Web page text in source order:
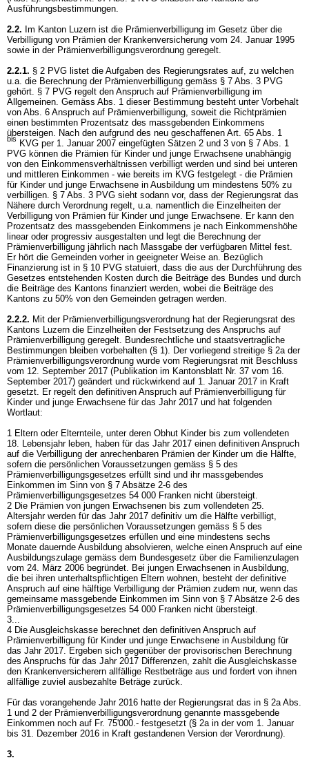
Ausführungsbestimmungen.
2.2. Im Kanton Luzern ist die Prämienverbilligung im Gesetz über die
Verbilligung von Prämien der Krankenversicherung vom 24. Januar 1995
sowie in der Prämienverbilligungsverordnung geregelt.
2.2.1. § 2 PVG listet die Aufgaben des Regierungsrates auf, zu welchen
u.a. die Berechnung der Prämienverbilligung gemäss § 7 Abs. 3 PVG
gehört. § 7 PVG regelt den Anspruch auf Prämienverbilligung im
Allgemeinen. Gemäss Abs. 1 dieser Bestimmung besteht unter Vorbehalt
von Abs. 6 Anspruch auf Prämienverbilligung, soweit die Richtprämien
einen bestimmten Prozentsatz des massgebenden Einkommens
übersteigen. Nach den aufgrund des neu geschaffenen Art. 65 Abs. 1
bis KVG per 1. Januar 2007 eingefügten Sätzen 2 und 3 von § 7 Abs. 1
PVG können die Prämien für Kinder und junge Erwachsene unabhängig
von den Einkommensverhältnissen verbilligt werden und sind bei unteren
und mittleren Einkommen - wie bereits im KVG festgelegt - die Prämien
für Kinder und junge Erwachsene in Ausbildung um mindestens 50% zu
verbilligen. § 7 Abs. 3 PVG sieht sodann vor, dass der Regierungsrat das
Nähere durch Verordnung regelt, u.a. namentlich die Einzelheiten der
Verbilligung von Prämien für Kinder und junge Erwachsene. Er kann den
Prozentsatz des massgebenden Einkommens je nach Einkommenshöhe
linear oder progressiv ausgestalten und legt die Berechnung der
Prämienverbilligung jährlich nach Massgabe der verfügbaren Mittel fest.
Er hört die Gemeinden vorher in geeigneter Weise an. Bezüglich
Finanzierung ist in § 10 PVG statuiert, dass die aus der Durchführung des
Gesetzes entstehenden Kosten durch die Beiträge des Bundes und durch
die Beiträge des Kantons finanziert werden, wobei die Beiträge des
Kantons zu 50% von den Gemeinden getragen werden.
2.2.2. Mit der Prämienverbilligungsverordnung hat der Regierungsrat des
Kantons Luzern die Einzelheiten der Festsetzung des Anspruchs auf
Prämienverbilligung geregelt. Bundesrechtliche und staatsvertragliche
Bestimmungen bleiben vorbehalten (§ 1). Der vorliegend streitige § 2a der
Prämienverbilligungsverordnung wurde vom Regierungsrat mit Beschluss
vom 12. September 2017 (Publikation im Kantonsblatt Nr. 37 vom 16.
September 2017) geändert und rückwirkend auf 1. Januar 2017 in Kraft
gesetzt. Er regelt den definitiven Anspruch auf Prämienverbilligung für
Kinder und junge Erwachsene für das Jahr 2017 und hat folgenden
Wortlaut:
1 Eltern oder Elternteile, unter deren Obhut Kinder bis zum vollendeten
18. Lebensjahr leben, haben für das Jahr 2017 einen definitiven Anspruch
auf die Verbilligung der anrechenbaren Prämien der Kinder um die Hälfte,
sofern die persönlichen Voraussetzungen gemäss § 5 des
Prämienverbilligungsgesetzes erfüllt sind und ihr massgebendes
Einkommen im Sinn von § 7 Absätze 2-6 des
Prämienverbilligungsgesetzes 54 000 Franken nicht übersteigt.
2 Die Prämien von jungen Erwachsenen bis zum vollendeten 25.
Altersjahr werden für das Jahr 2017 definitiv um die Hälfte verbilligt,
sofern diese die persönlichen Voraussetzungen gemäss § 5 des
Prämienverbilligungsgesetzes erfüllen und eine mindestens sechs
Monate dauernde Ausbildung absolvieren, welche einen Anspruch auf eine
Ausbildungszulage gemäss dem Bundesgesetz über die Familienzulagen
vom 24. März 2006 begründet. Bei jungen Erwachsenen in Ausbildung,
die bei ihren unterhaltspflichtigen Eltern wohnen, besteht der definitive
Anspruch auf eine hälftige Verbilligung der Prämien zudem nur, wenn das
gemeinsame massgebende Einkommen im Sinn von § 7 Absätze 2-6 des
Prämienverbilligungsgesetzes 54 000 Franken nicht übersteigt.
3...
4 Die Ausgleichskasse berechnet den definitiven Anspruch auf
Prämienverbilligung für Kinder und junge Erwachsene in Ausbildung für
das Jahr 2017. Ergeben sich gegenüber der provisorischen Berechnung
des Anspruchs für das Jahr 2017 Differenzen, zahlt die Ausgleichskasse
den Krankenversicherern allfällige Restbeträge aus und fordert von ihnen
allfällige zuviel ausbezahlte Beträge zurück.
Für das vorangehende Jahr 2016 hatte der Regierungsrat das in § 2a Abs.
1 und 2 der Prämienverbilligungsverordnung genannte massgebende
Einkommen noch auf Fr. 75'000.- festgesetzt (§ 2a in der vom 1. Januar
bis 31. Dezember 2016 in Kraft gestandenen Version der Verordnung).
3.